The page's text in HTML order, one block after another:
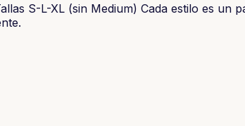
S-L-XL (sin Medium) Cada estilo es un